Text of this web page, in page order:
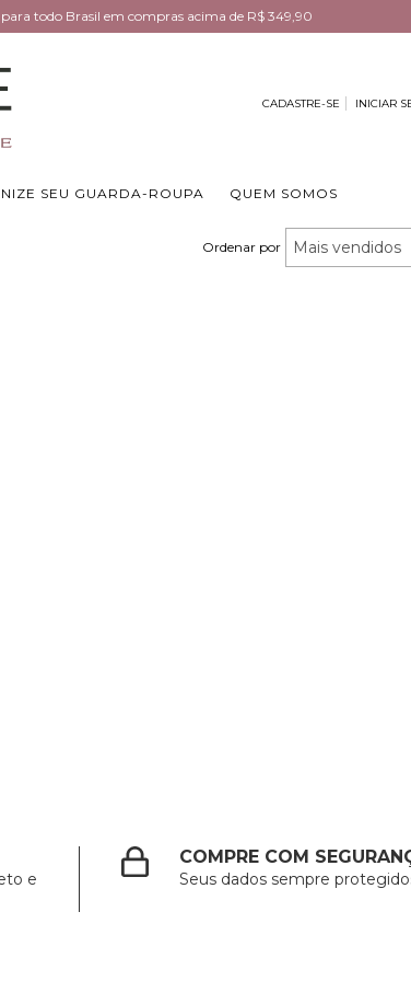
todo Brasil em compras acima de R$ 349,90
CADASTRE-SE INICIAR
SEU GUARDA-ROUPA QUEM SOMOS
Ordenar por
e
COMPRE COM
Seus dados sempre